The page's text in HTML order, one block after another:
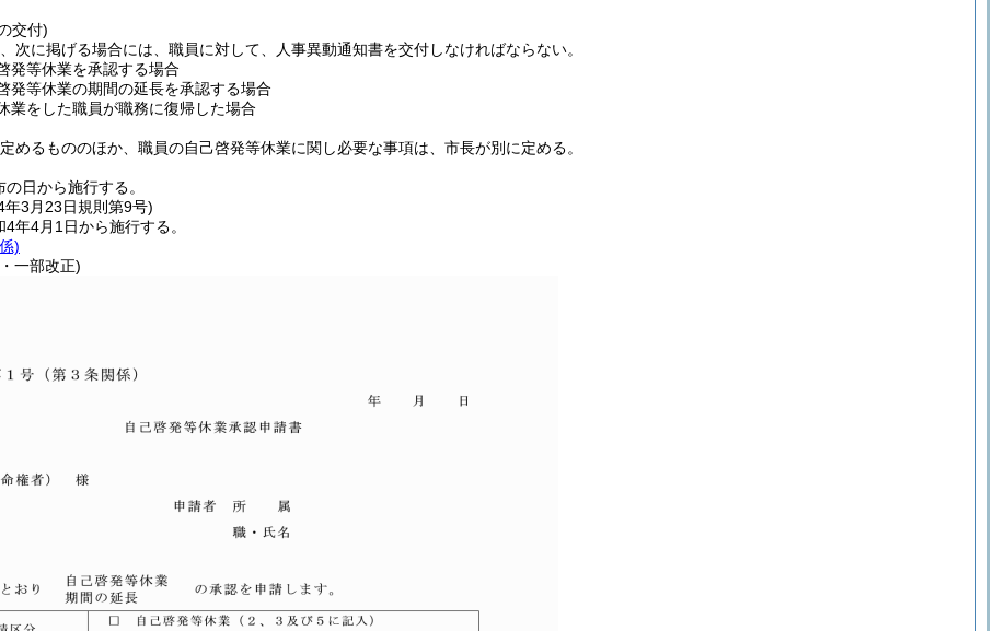
交付)
次に掲げる場合には、職員に対して、人事異動通知書を交付しなければならない。
発等休業を承認する場合
発等休業の期間の延長を承認する場合
業をした職員が職務に復帰した場合
めるもののほか、職員の自己啓発等休業に関し必要な事項は、市長が別に定める。
日から施行する。
年3月23日規則第9号)
年4月1日から施行する。
)
一部改正)